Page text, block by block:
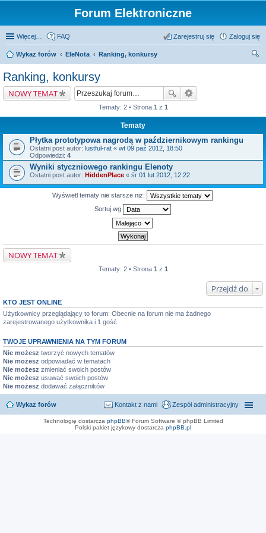
Forum Elektroniczne
Więcej… FAQ Zaloguj się
Zarejestruj się
Wykaz forów EleNota
Ranking, konkursy
Ranking, konkursy
NOWY TEMAT
Tematy: 2 • Strona 1 z 1
Tematy
Płytka prototypowa nagrodą w październikowym rankingu
Ostatni post autor: lustful-rat « wt 09 paź 2012, 18:50
Odpowiedzi: 4
Wyniki styczniowego rankingu Elenoty
Ostatni post autor: HiddenPlace « śr 01 lut 2012, 12:22
Wyświetl tematy nie starsze niż:
Sortuj wg
NOWY TEMAT
Tematy: 2 • Strona 1 z 1
Przejdź do
KTO JEST ONLINE
Użytkownicy przeglądający to forum: Obecnie na forum nie ma żadnego
zarejestrowanego użytkownika i 1 gość
TWOJE UPRAWNIENIA NA TYM FORUM
Nie możesz tworzyć nowych tematów
Nie możesz odpowiadać w tematach
Nie możesz zmieniać swoich postów
Nie możesz usuwać swoich postów
Nie możesz dodawać załączników
Wykaz forów Zespół administracyjny
Kontakt z nami
Technologię dostarcza phpBB® Forum Software © phpBB Limited
Polski pakiet językowy dostarcza phpBB.pl